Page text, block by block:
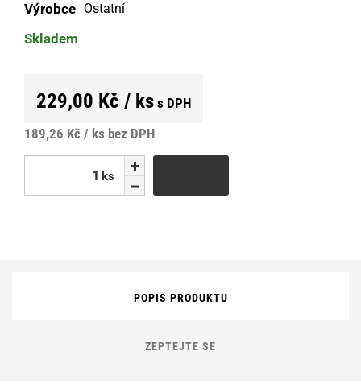
Výrobce Ostatní
Skladem
229,00 Kč / ks s DPH
189,26 Kč / ks bez DPH
ks
ks
POPIS PRODUKTU
ZEPTEJTE SE